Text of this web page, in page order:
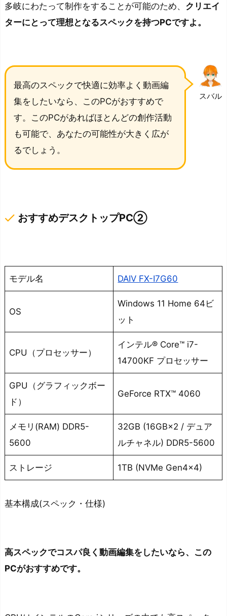
多岐にわたって制作をすることが可能のため、 クリエイ
ターにとって理想となるスペックを持つPCですよ。
スバル
最高のスペックで快適に効率よく動画編
集をしたいなら、このPCがおすすめで
す。このPCがあればほとんどの創作活動
も可能で、あなたの可能性が大きく広が
るでしょう。
done おすすめデスクトップPC②
モデル名 DAIV FX-I7G60
OS
Windows 11 Home 64ビ
ット
CPU（プロセッサー）
インテル® Core™ i7-
14700KF プロセッサー
GPU（グラフィックボー
ド）
GeForce RTX™ 4060
メモリ(RAM) DDR5-
5600
32GB (16GB×2 / デュア
ルチャネル) DDR5-5600
ストレージ 1TB (NVMe Gen4×4)
基本構成(スペック・仕様)
高スペックでコスパ良く動画編集をしたいなら、この
PCがおすすめです。